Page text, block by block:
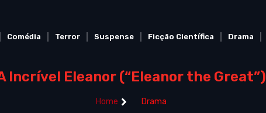
Comédia Terror Suspense Ficção Científica Drama
Incrível Eleanor (“Eleanor the Great”)
Home Drama